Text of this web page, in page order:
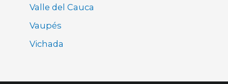
Valle del Cauca
Vaupés
Vichada